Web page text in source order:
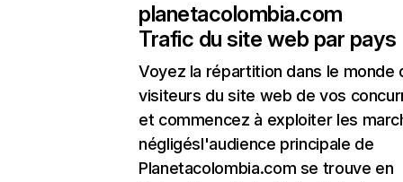
planetacolombia.com
Trafic du site web par pays
Voyez la répartition dans le monde
visiteurs du site web de vos
et commencez à exploiter les
négligésl'audience principale de
Planetacolombia.com se trouve en